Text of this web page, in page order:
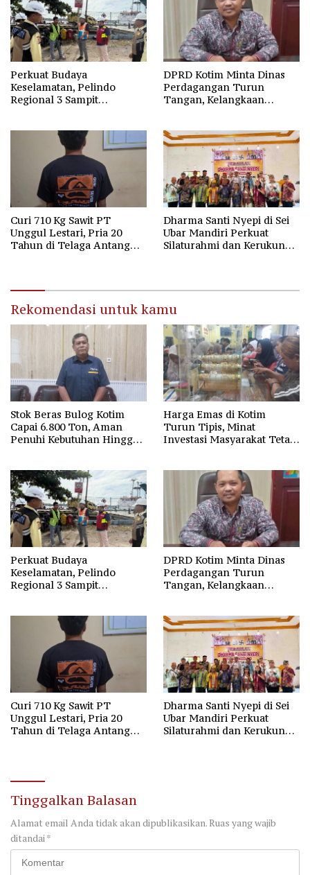
Perkuat Budaya
Keselamatan, Pelindo
Regional 3 Sampit
Walkthrough
DPRD Kotim Minta Dinas
Perdagangan Turun
Tangan, Kelangkaan
Curi 710 Kg Sawit PT
Unggul Lestari, Pria 20
Tahun di Telaga Antang
Dharma Santi Nyepi di Sei
Ubar Mandiri Perkuat
Silaturahmi dan Kerukunan
Rekomendasi untuk kamu
Stok Beras Bulog Kotim
Capai 6.800 Ton, Aman
Penuhi Kebutuhan Hingga
Harga Emas di Kotim
Turun Tipis, Minat
Investasi Masyarakat Tetap
Perkuat Budaya
Keselamatan, Pelindo
Regional 3 Sampit
Walkthrough
DPRD Kotim Minta Dinas
Perdagangan Turun
Tangan, Kelangkaan
Curi 710 Kg Sawit PT
Unggul Lestari, Pria 20
Tahun di Telaga Antang
Dharma Santi Nyepi di Sei
Ubar Mandiri Perkuat
Silaturahmi dan Kerukunan
Tinggalkan Balasan
Alamat email Anda tidak akan dipublikasikan.Ruas yang wajib
ditandai *